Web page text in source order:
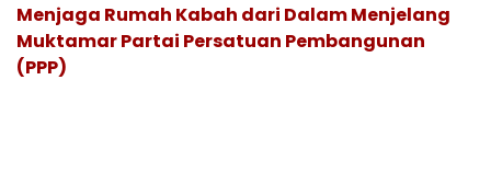
Menjaga Rumah Kabah dari Dalam Menjelang
Muktamar Partai Persatuan Pembangunan
(PPP)